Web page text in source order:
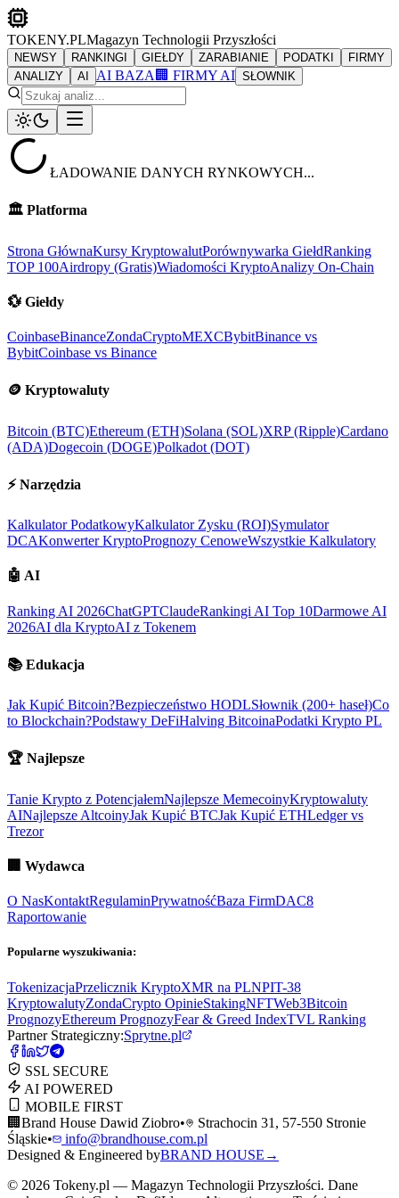
TOKENY.PLMagazyn Technologii Przyszłości
NEWSY RANKINGI GIEŁDY ZARABIANIE PODATKI
FIRMY
ANALIZY
AI AI BAZA 🏢 FIRMY AI SŁOWNIK
ŁADOWANIE DANYCH RYNKOWYCH...
🏛️ Platforma
Strona GłównaKursy KryptowalutPorównywarka GiełdRanking
TOP 100Airdropy (Gratis)Wiadomości KryptoAnalizy On-Chain
💱 Giełdy
CoinbaseBinanceZondaCryptoMEXCBybitBinance vs
BybitCoinbase vs Binance
🪙 Kryptowaluty
Bitcoin (BTC)Ethereum (ETH)Solana (SOL)XRP (Ripple)Cardano
(ADA)Dogecoin (DOGE)Polkadot (DOT)
⚡ Narzędzia
Kalkulator PodatkowyKalkulator Zysku (ROI)Symulator
DCAKonwerter KryptoPrognozy CenoweWszystkie Kalkulatory
🤖 AI
Ranking AI 2026ChatGPTClaudeRankingi AI Top 10Darmowe AI
2026AI dla KryptoAI z Tokenem
📚 Edukacja
Jak Kupić Bitcoin?Bezpieczeństwo HODLSłownik (200+ haseł)Co
to Blockchain?Podstawy DeFiHalving BitcoinaPodatki Krypto PL
🏆 Najlepsze
Tanie Krypto z PotencjałemNajlepsze MemecoinyKryptowaluty
AINajlepsze AltcoinyJak Kupić BTCJak Kupić ETHLedger vs
Trezor
🏢 Wydawca
O NasKontaktRegulaminPrywatnośćBaza FirmDAC8
Raportowanie
Popularne wyszukiwania:
TokenizacjaPrzelicznik KryptoXMR na PLNPIT-38
KryptowalutyZondaCrypto OpinieStakingNFTWeb3Bitcoin
PrognozyEthereum PrognozyFear & Greed IndexTVL Ranking
Partner Strategiczny:Sprytne.pl
SSL SECURE
AI POWERED
MOBILE FIRST
🏢 Brand House Dawid Ziobro•
Strachocin 31, 57-550 Stronie
Śląskie•
info@brandhouse.com.pl
Designed & Engineered byBRAND HOUSE →
© 2026 Tokeny.pl — Magazyn Technologii Przyszłości. Dane